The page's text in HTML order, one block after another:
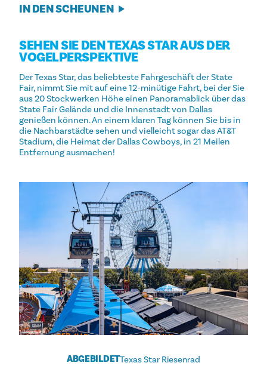
IN DEN SCHEUNEN
SEHEN SIE DEN TEXAS STAR AUS DER
VOGELPERSPEKTIVE
Der Texas Star, das beliebteste Fahrgeschäft der State
Fair, nimmt Sie mit auf eine 12-minütige Fahrt, bei der Sie
aus 20 Stockwerken Höhe einen Panoramablick über das
State Fair Gelände und die Innenstadt von Dallas
genießen können. An einem klaren Tag können Sie bis in
die Nachbarstädte sehen und vielleicht sogar das AT&T
Stadium, die Heimat der Dallas Cowboys, in 21 Meilen
Entfernung ausmachen!
ABGEBILDETTexas Star Riesenrad